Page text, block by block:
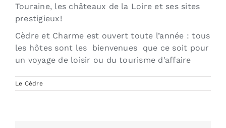
Activités
Liens
Touraine, les châteaux de la Loire et ses sites
prestigieux!
Cèdre et Charme est ouvert toute l’année : tous
les hôtes sont les bienvenues que ce soit pour
un voyage de loisir ou du tourisme d’affaire
Le Cèdre